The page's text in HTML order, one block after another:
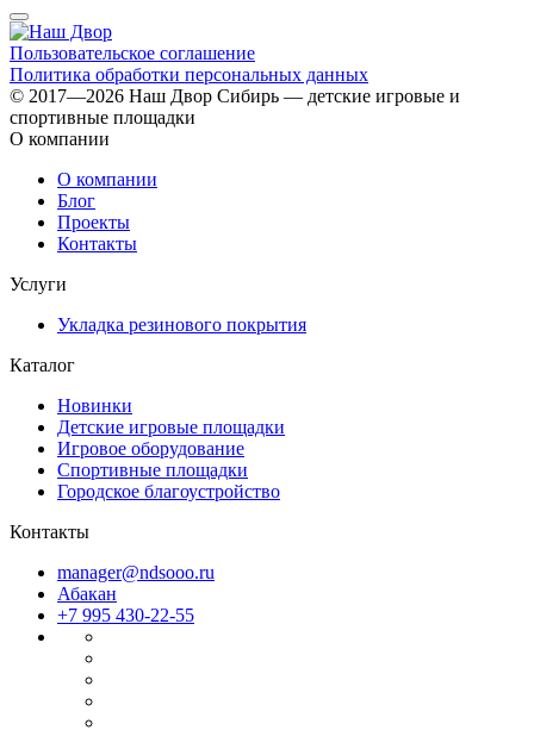
Пользовательское соглашение
Политика обработки персональных данных
© 2017—2026 Наш Двор Сибирь — детские игровые и
спортивные площадки
О компании
О компании
Блог
Проекты
Контакты
Услуги
Укладка резинового покрытия
Каталог
Новинки
Детские игровые площадки
Игровое оборудование
Спортивные площадки
Городское благоустройство
Контакты
manager@ndsooo.ru
Абакан
+7 995 430-22-55